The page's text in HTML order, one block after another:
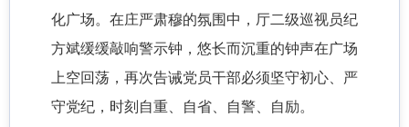
化广场。在庄严肃穆的氛围中，厅二级巡视员纪
方斌缓缓敲响警示钟，悠长而沉重的钟声在广场
上空回荡，再次告诫党员干部必须坚守初心、严
守党纪，时刻自重、自省、自警、自励。